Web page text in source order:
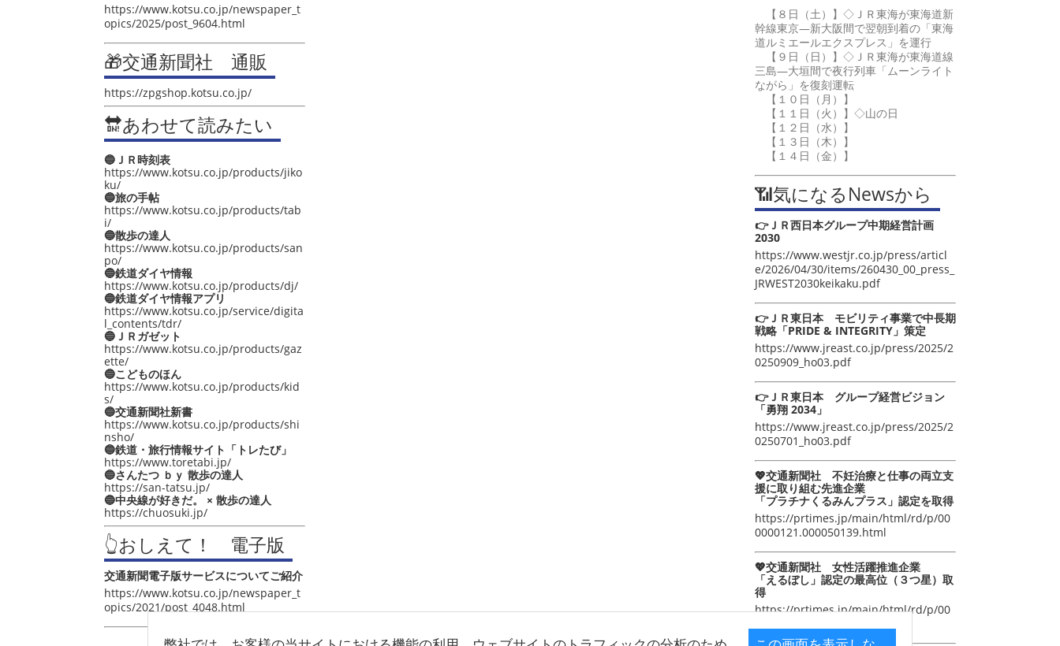
https://www.kotsu.co.jp/newspaper_t
opics/2025/post_9604.html
🎁交通新聞社 通販
https://zpgshop.kotsu.co.jp/
🔛あわせて読みたい
🔵ＪＲ時刻表
https://www.kotsu.co.jp/products/jiko
ku/
🔵旅の手帖
https://www.kotsu.co.jp/products/tab
i/
🔵散歩の達人
https://www.kotsu.co.jp/products/san
po/
🔵鉄道ダイヤ情報
https://www.kotsu.co.jp/products/dj/
🔵鉄道ダイヤ情報アプリ
https://www.kotsu.co.jp/service/digita
l_contents/tdr/
🔵ＪＲガゼット
https://www.kotsu.co.jp/products/gaz
ette/
🔵こどものほん
https://www.kotsu.co.jp/products/kid
s/
🔵交通新聞社新書
https://www.kotsu.co.jp/products/shi
nsho/
🔵鉄道・旅行情報サイト「トレたび」
https://www.toretabi.jp/
🔵さんたつ ｂｙ 散歩の達人
https://san-tatsu.jp/
🔵中央線が好きだ。 × 散歩の達人
https://chuosuki.jp/
👆おしえて！ 電子版
交通新聞電子版サービスについてご紹介
https://www.kotsu.co.jp/newspaper_t
opics/2021/post_4048.html
【８日（土）】◇ＪＲ東海が東海道新
幹線東京―新大阪間で翌朝到着の「東海
道ルミエールエクスプレス」を運行
【９日（日）】◇ＪＲ東海が東海道線
三島―大垣間で夜行列車「ムーンライト
ながら」を復刻運転
【１０日（月）】
【１１日（火）】◇山の日
【１２日（水）】
【１３日（木）】
【１４日（金）】
📶気になるNewsから
👉ＪＲ西日本グループ中期経営計画
2030
https://www.westjr.co.jp/press/articl
e/2026/04/30/items/260430_00_press_
JRWEST2030keikaku.pdf
👉ＪＲ東日本 モビリティ事業で中長期
戦略「PRIDE & INTEGRITY」策定
https://www.jreast.co.jp/press/2025/2
0250909_ho03.pdf
👉ＪＲ東日本 グループ経営ビジョン
「勇翔 2034」
https://www.jreast.co.jp/press/2025/2
0250701_ho03.pdf
💖交通新聞社 不妊治療と仕事の両立支
援に取り組む先進企業
「プラチナくるみんプラス」認定を取得
https://prtimes.jp/main/html/rd/p/00
0000121.000050139.html
💖交通新聞社 女性活躍推進企業
「えるぼし」認定の最高位（３つ星）取
得
https://prtimes.jp/main/html/rd/p/00